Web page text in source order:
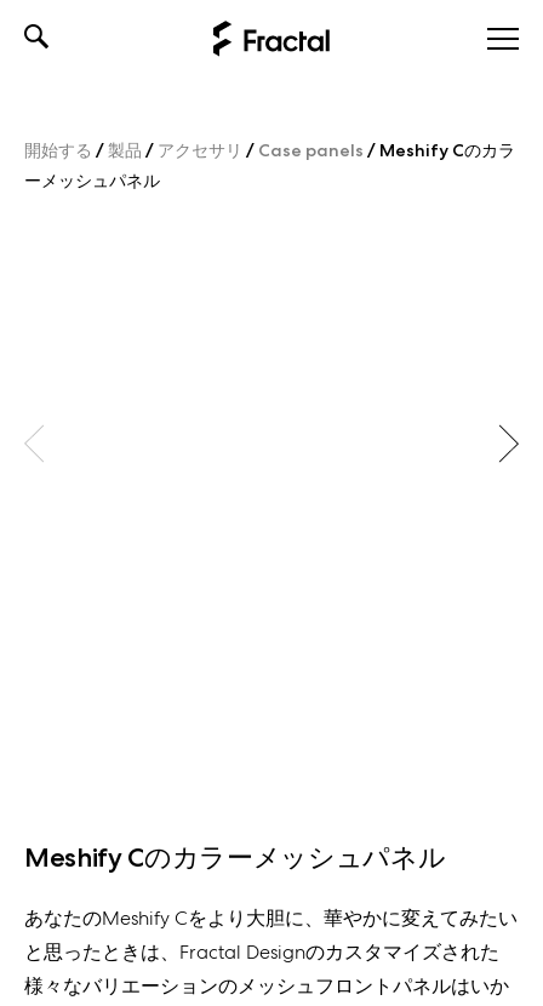
開始する /製品 / アクセサリ / Case panels / Meshify Cのカラ
ーメッシュパネル
Meshify Cのカラーメッシュパネル
あなたのMeshify Cをより大胆に、華やかに変えてみたい
と思ったときは、Fractal Designのカスタマイズされた
様々なバリエーションのメッシュフロントパネルはいか